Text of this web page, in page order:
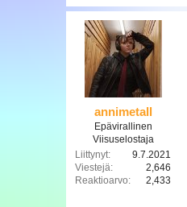
t
ä
annimetall
Epävirallinen
Viisuselostaja
Liittynyt
9.7.2021
Viestejä
2,646
Reaktioarvo
2,433